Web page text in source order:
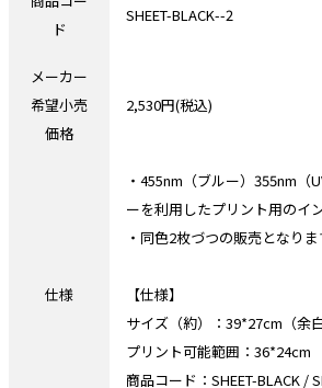
ド
SHEET-BLACK--2
メーカー
希望小売
価格
2,530円(税込)
仕様
・455nm（ブルー）355nm（
ーを利用したプリント用のイ
・同色2枚づつの販売となりま
【仕様】
サイズ（約）：39*27cm（余白
プリント可能範囲：36*24cm
商品コード：SHEET-BLACK /